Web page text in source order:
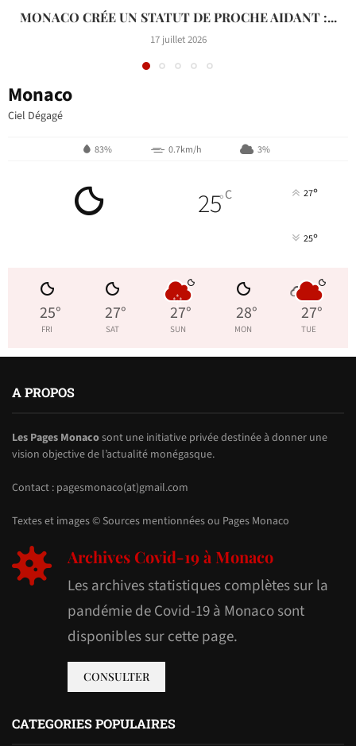
MONACO CRÉE UN STATUT DE PROCHE AIDANT :...
17 juillet 2026
Monaco
Ciel Dégagé
83% 0.7km/h 3%
25°C 27°
25°
25°
FRI
27°
SAT
27°
SUN
28°
MON
27°
TUE
A PROPOS
Les Pages Monacosont une initiative privée destinée à donner une
vision objective de l’actualité monégasque.
Contact : pagesmonaco(at)gmail.com
Textes et images © Sources mentionnées ou Pages Monaco
Archives Covid-19 à Monaco
Les archives statistiques complètes sur la
pandémie de Covid-19 à Monaco sont
disponibles sur cette page.
CONSULTER
CATEGORIES POPULAIRES